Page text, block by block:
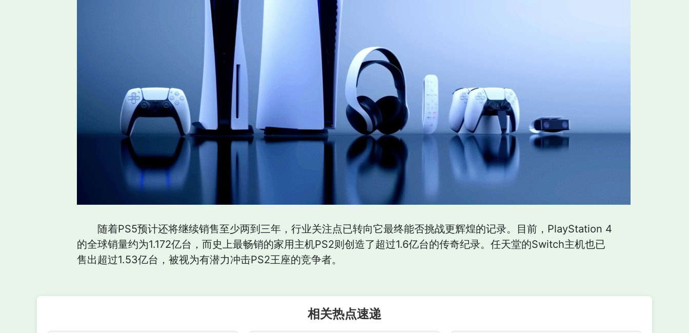
随着PS5预计还将继续销售至少两到三年，行业关注点已转向它最终能否挑战更辉煌的记录。目前，PlayStation 4
的全球销量约为1.172亿台，而史上最畅销的家用主机PS2则创造了超过1.6亿台的传奇纪录。任天堂的Switch主机也已
售出超过1.53亿台，被视为有潜力冲击PS2王座的竞争者。
相关热点速递